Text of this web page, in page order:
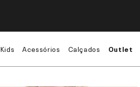
Kids Acessórios Calçados Outlet